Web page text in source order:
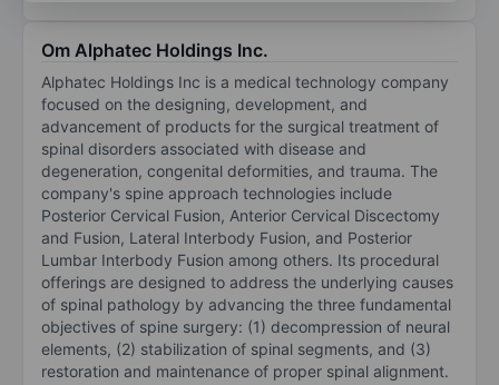
Om Alphatec Holdings Inc.
Alphatec Holdings Inc is a medical technology company
focused on the designing, development, and
advancement of products for the surgical treatment of
spinal disorders associated with disease and
degeneration, congenital deformities, and trauma. The
company's spine approach technologies include
Posterior Cervical Fusion, Anterior Cervical Discectomy
and Fusion, Lateral Interbody Fusion, and Posterior
Lumbar Interbody Fusion among others. Its procedural
offerings are designed to address the underlying causes
of spinal pathology by advancing the three fundamental
objectives of spine surgery: (1) decompression of neural
elements, (2) stabilization of spinal segments, and (3)
restoration and maintenance of proper spinal alignment.